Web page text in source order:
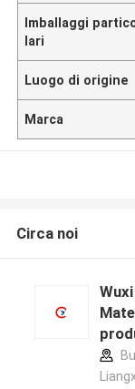
Imballaggi
lari
Luogo di origine
Marca
Circa noi